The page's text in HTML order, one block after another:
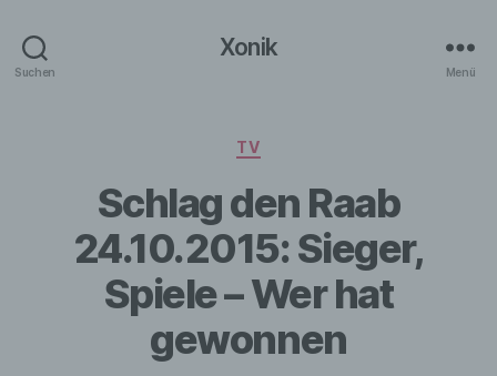
Suchen
Xonik
Menü
Kategorien
TV
Schlag den Raab
24.10.2015: Sieger,
Spiele – Wer hat
gewonnen